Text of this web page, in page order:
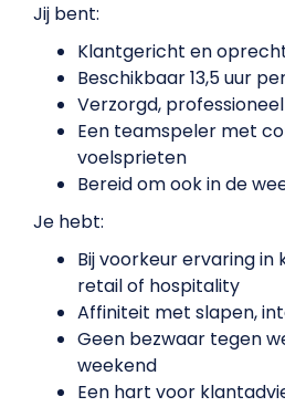
Jij bent:
Klantgericht en
Beschikbaar 13,5 uur
Verzorgd,
Een teamspeler met
voelsprieten
Bereid om ook in de
Je hebt:
Bij voorkeur ervaring in
retail of hospitality
Affiniteit met slapen,
Geen bezwaar tegen
weekend
Een hart voor